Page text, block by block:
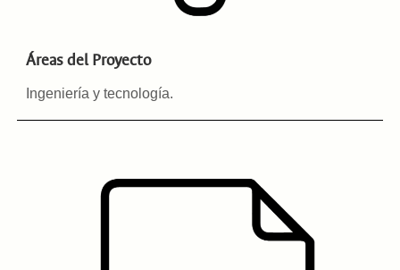
Áreas del Proyecto
Ingeniería y tecnología.